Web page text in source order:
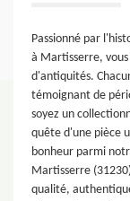
Passionné par
à Martisserre,
d'antiquités.
témoignant de
soyez un
quête d'une pièce
bonheur parmi
Martisserre
qualité,